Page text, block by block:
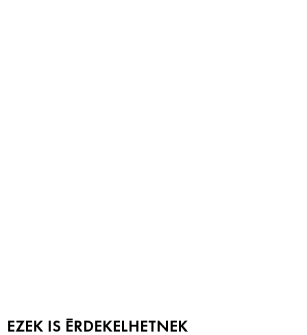
EZEK IS ÉRDEKELHETNEK